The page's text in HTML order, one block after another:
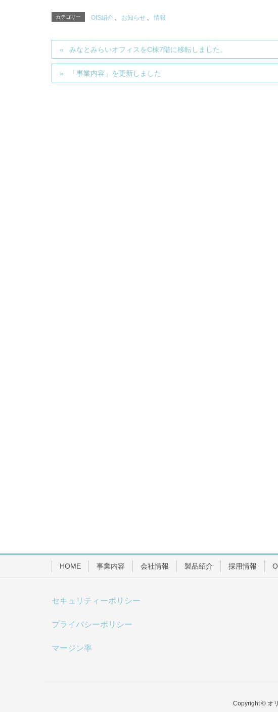
カテゴリー OIS紹介 お知らせ 情報
みなとみらいオフィスをC棟7階に移転しました。
「事業内容」を更新しました
HOME 事業内容 会社情報 製品紹介 採用情報
セキュリティーポリシー
プライバシーポリシー
マージン率
Copyright © オ